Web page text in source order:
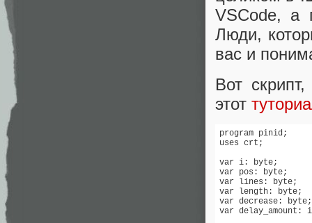
VSCode, а
Люди,
вас и
Вот
этот
program pinid;
uses crt;
var i: byte;
var pos: byte;
var lines: byte;
var length: byte;
var decrease: byte;
var delay_amount: